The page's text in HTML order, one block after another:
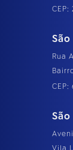
CEP:
Rua
CEP: